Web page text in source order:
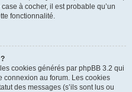
à cocher, il est probable qu’un
fonctionnalité.
cookies générés par phpBB 3.2 qui
connexion au forum. Les cookies
des messages (s’ils sont lus ou